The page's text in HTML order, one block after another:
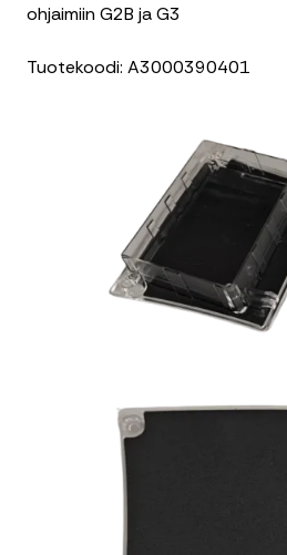
ohjaimiin G2B ja G3
Tuotekoodi: A3000390401